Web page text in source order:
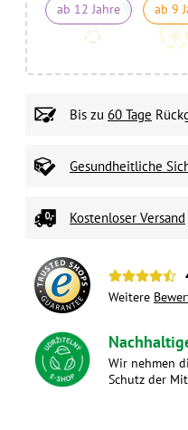
ab 12 Jahre ab 9
Bis zu 60 Tage
Gesundheitliche
Kostenloser Versand
Weitere
Wir nehmen
Schutz der